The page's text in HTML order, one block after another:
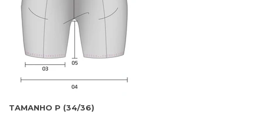
TAMANHO P (34/36)